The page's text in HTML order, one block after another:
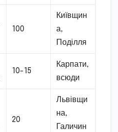
100
Київщин
а,
Поділля
10-15
Карпати,
всюди
20
Львівщи
на,
Галичин